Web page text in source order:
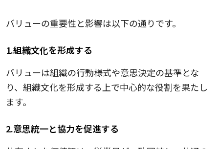
バリューの重要性と影響は以下の通りです。
1.組織文化を形成する
バリューは組織の行動様式や意思決定の基準とな
り、組織文化を形成する上で中心的な役割を果たし
ます。
2.意思統一と協力を促進する